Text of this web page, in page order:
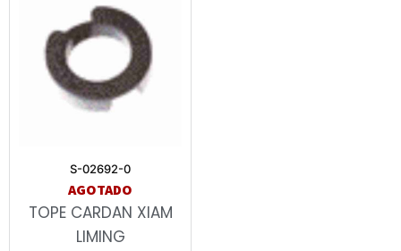
S-02692-0
AGOTADO
TOPE CARDAN XIAM
LIMING